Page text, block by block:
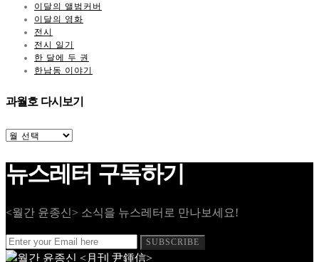
이달의 앨범커버
이달의 영화
전시
전시 일기
한 달에 두 권
한남동 이야기
과월호 다시보기
과
월
다
시
기
뉴스레터 구독하기
<월간 윤종신> 소식을 뉴스레터로 만나보세요!
SUBSCRIBE